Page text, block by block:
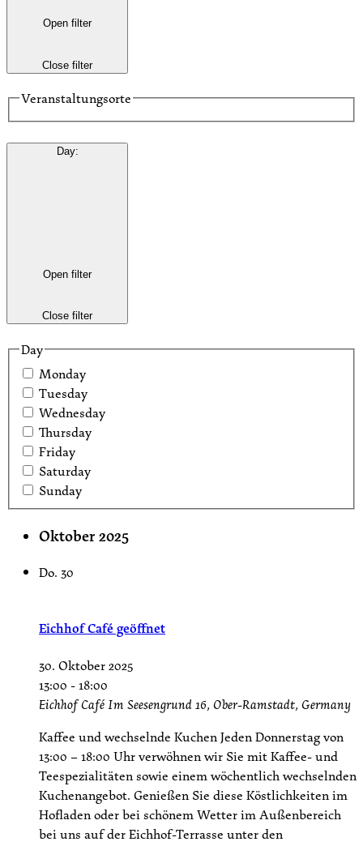
Open filter
Close filter
Veranstaltungsorte
Day:
Open filter
Close filter
Day
Monday
Tuesday
Wednesday
Thursday
Friday
Saturday
Sunday
Oktober 2025
Do. 30
Eichhof Café geöffnet
30. Oktober 2025
13:00 -18:00
Eichhof CaféIm Seesengrund 16, Ober-Ramstadt, Germany
Kaffee und wechselnde Kuchen Jeden Donnerstag von
13:00 – 18:00 Uhr verwöhnen wir Sie mit Kaffee- und
Teespezialitäten sowie einem wöchentlich wechselnden
Kuchenangebot. Genießen Sie diese Köstlichkeiten im
Hofladen oder bei schönem Wetter im Außenbereich
bei uns auf der Eichhof-Terrasse unter den